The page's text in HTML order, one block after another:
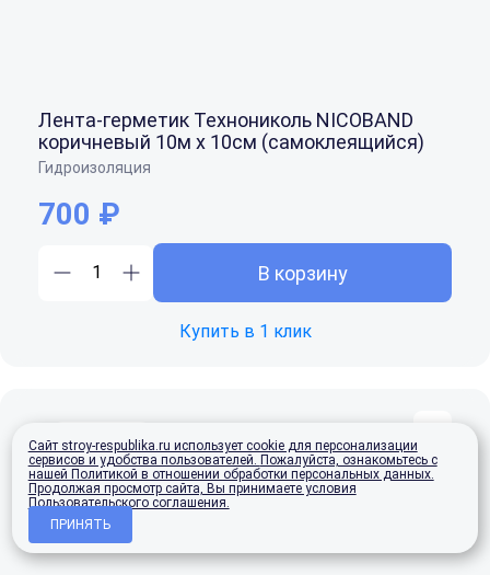
Лента-герметик Технониколь NICOBAND
коричневый 10м х 10см (самоклеящийся)
Гидроизоляция
700 ₽
В корзину
Купить в 1 клик
В наличии
Сайт stroy-respublika.ru использует cookie для персонализации
сервисов и удобства пользователей. Пожалуйста, ознакомьтесь с
нашей Политикой в отношении обработки персональных данных.
Продолжая просмотр сайта, Вы принимаете условия
Пользовательского соглашения.
ПРИНЯТЬ